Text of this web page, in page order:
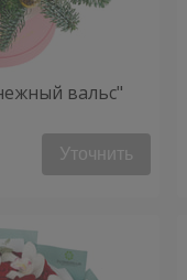
вальс"
Уточнить